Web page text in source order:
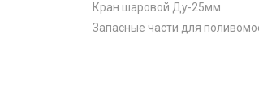
Кран шаровой Ду-25мм
Запасные части для